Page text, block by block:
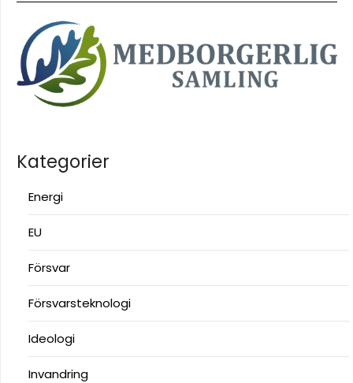
Kategorier
Energi
EU
Försvar
Försvarsteknologi
Ideologi
Invandring